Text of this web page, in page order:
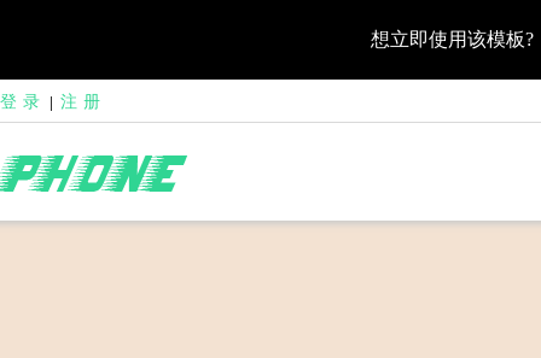
想立即使用该模板?